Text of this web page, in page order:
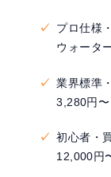
プロ仕様
ウォータ
業界標準
3,280円〜
初心者・
12,000円